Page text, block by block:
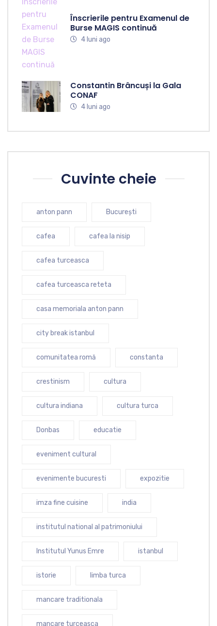
Înscrierile pentru Examenul de
Burse MAGIS continuă
4 luni ago
Constantin Brâncuși la Gala
CONAF
4 luni ago
Cuvinte cheie
anton pann București
cafea cafea la nisip
cafea turceasca
cafea turceasca reteta
casa memoriala anton pann
city break istanbul
comunitatea romă constanta
crestinism cultura
cultura indiana cultura turca
Donbas educatie
eveniment cultural
evenimente bucuresti expozitie
imza fine cuisine india
institutul national al patrimoniului
Institutul Yunus Emre istanbul
istorie limba turca
mancare traditionala
mancare turceasca